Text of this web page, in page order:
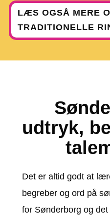
LÆS OGSÅ MERE
TRADITIONELLE
udtryk,
Det er altid godt at
begreber og ord på
forSønderborg og det